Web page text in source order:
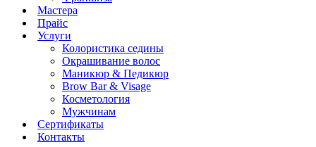
Мастера
Прайс
Услуги
Колористика седины
Окрашивание волос
Маникюр & Педикюр
Brow Bar & Visage
Косметология
Мужчинам
Сертификаты
Контакты